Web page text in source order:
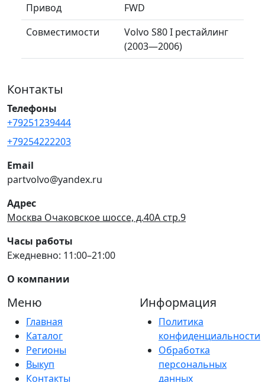
Привод
FWD
Совместимости
Volvo S80 I рестайлинг
(2003—2006)
Контакты
Телефоны
+79251239444
+79254222203
Email
partvolvo@yandex.ru
Адрес
Москва Очаковское шоссе, д.40А стр.9
Часы работы
Ежедневно: 11:00–21:00
О компании
Меню
Главная
Каталог
Регионы
Выкуп
Контакты
Информация
Политика
конфиденциальности
Обработка
персональных
данных